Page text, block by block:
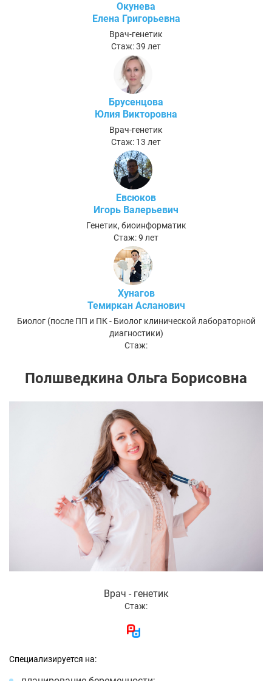
Окунева
Елена Григорьевна
Врач-генетик
Стаж: 39 лет
Брусенцова
Юлия Викторовна
Врач-генетик
Стаж: 13 лет
Евсюков
Игорь Валерьевич
Генетик, биоинформатик
Стаж: 9 лет
Хунагов
Темиркан Асланович
Биолог (после ПП и ПК - Биолог клинической лабораторной
диагностики)
Стаж:
Полшведкина Ольга Борисовна
Врач - генетик
Стаж:
Специализируется на: